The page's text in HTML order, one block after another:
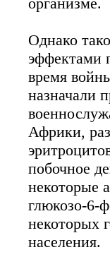
Однако
эффектами
время
назначали
Африки,
побочное
некоторые
глюкозо-6-
некоторых
населения.